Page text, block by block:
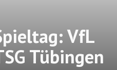
VfL
Tübingen